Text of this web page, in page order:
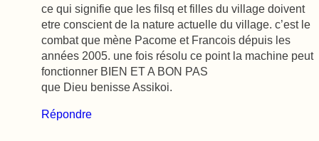
ce qui signifie que les filsq et filles du village doivent
etre conscient de la nature actuelle du village. c’est le
combat que mène Pacome et Francois dépuis les
années 2005. une fois résolu ce point la machine peut
fonctionner BIEN ET A BON PAS
que Dieu benisse Assikoi.
Répondre